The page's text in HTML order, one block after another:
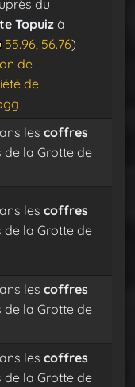
du
Topuiz à
55.96, 56.76)
de
de
les coffres
de la Grotte de
les coffres
de la Grotte de
les coffres
de la Grotte de
les coffres
de la Grotte de